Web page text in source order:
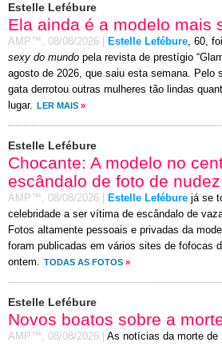
Estelle Lefébure
Ela ainda é a modelo mais
AMP™, 08/08/2026 Estelle Lefébure, 60,
sexy do mundo pela revista de prestígio
agosto de 2026, que saiu esta semana. Pelo
gata derrotou outras mulheres tão lindas
lugar.
LER MAIS »
Estelle Lefébure
Chocante: A modelo no
escândalo de foto de nudez
AMP™, 08/08/2026 Estelle Lefébure já se
celebridade a ser vítima de escândalo de
Fotos altamente pessoais e privadas da
foram publicadas em vários sites de fofocas
ontem. TODAS AS FOTOS »
Estelle Lefébure
Novos boatos sobre a
AMP™, 08/08/2026
As notícias da morte de